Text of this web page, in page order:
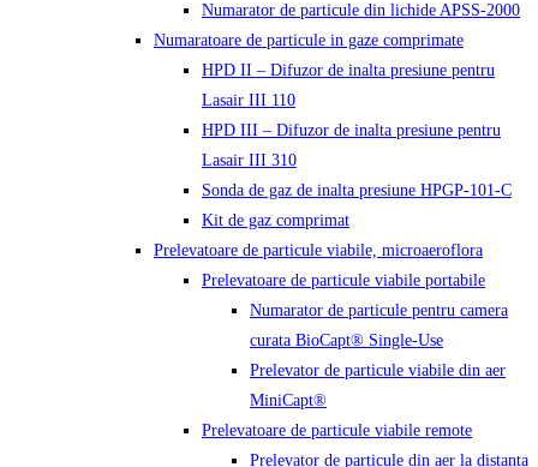
Numarator de particule din lichide APSS-2000
Numaratoare de particule in gaze comprimate
HPD II – Difuzor de inalta presiune pentru
Lasair III 110
HPD III – Difuzor de inalta presiune pentru
Lasair III 310
Sonda de gaz de inalta presiune HPGP-101-C
Kit de gaz comprimat
Prelevatoare de particule viabile, microaeroflora
Prelevatoare de particule viabile portabile
Numarator de particule pentru camera
curata BioCapt® Single-Use
Prelevator de particule viabile din aer
MiniCapt®
Prelevatoare de particule viabile remote
Prelevator de particule din aer la distanta